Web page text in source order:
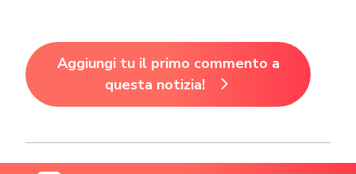
Aggiungi tu il primo commento a
questa notizia!